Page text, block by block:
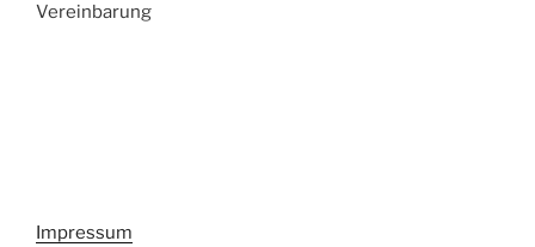
Vereinbarung
Impressum